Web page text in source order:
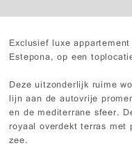
Exclusief luxe
Estepona, op een
Deze uitzonderlijk ruime
lijn aan de autovrije
en de mediterrane sfeer.
royaal overdekt terras
zee.